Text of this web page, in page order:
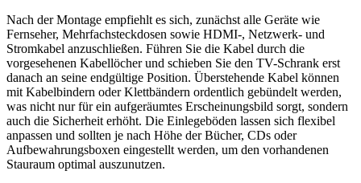
Nach der Montage empfiehlt es sich, zunächst alle Geräte wie
Fernseher, Mehrfachsteckdosen sowie HDMI-, Netzwerk- und
Stromkabel anzuschließen. Führen Sie die Kabel durch die
vorgesehenen Kabellöcher und schieben Sie den TV-Schrank erst
danach an seine endgültige Position. Überstehende Kabel können
mit Kabelbindern oder Klettbändern ordentlich gebündelt werden,
was nicht nur für ein aufgeräumtes Erscheinungsbild sorgt, sondern
auch die Sicherheit erhöht. Die Einlegeböden lassen sich flexibel
anpassen und sollten je nach Höhe der Bücher, CDs oder
Aufbewahrungsboxen eingestellt werden, um den vorhandenen
Stauraum optimal auszunutzen.